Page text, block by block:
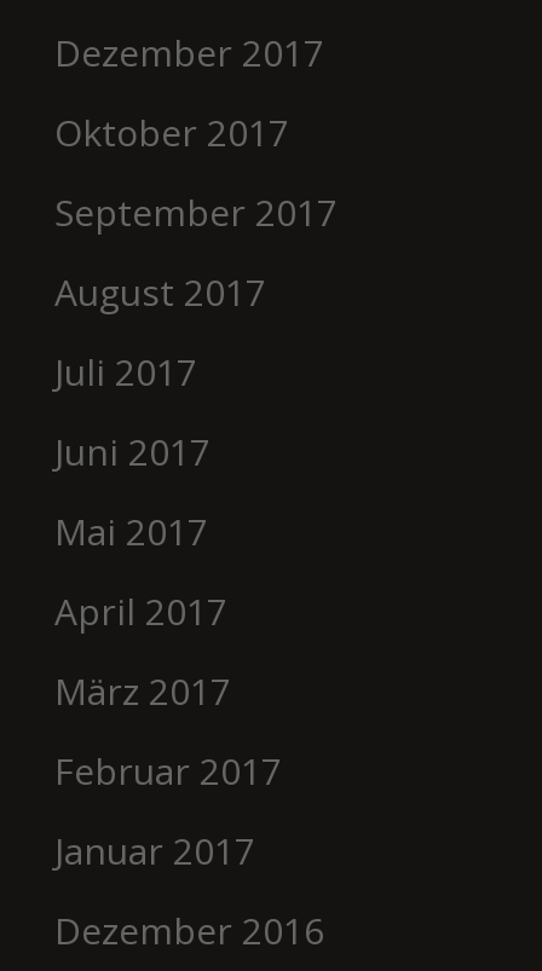
Dezember 2017
Oktober 2017
September 2017
August 2017
Juli 2017
Juni 2017
Mai 2017
April 2017
März 2017
Februar 2017
Januar 2017
Dezember 2016